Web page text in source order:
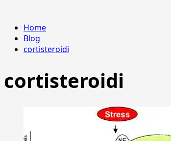
Home
Blog
cortisteroidi
cortisteroidi